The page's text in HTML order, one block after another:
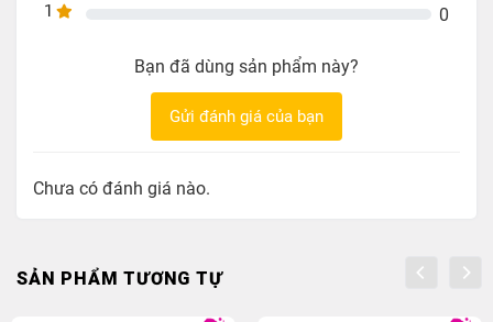
1 0
Bạn đã dùng sản phẩm này?
Gửi đánh giá của bạn
Chưa có đánh giá nào.
SẢN PHẨM TƯƠNG TỰ